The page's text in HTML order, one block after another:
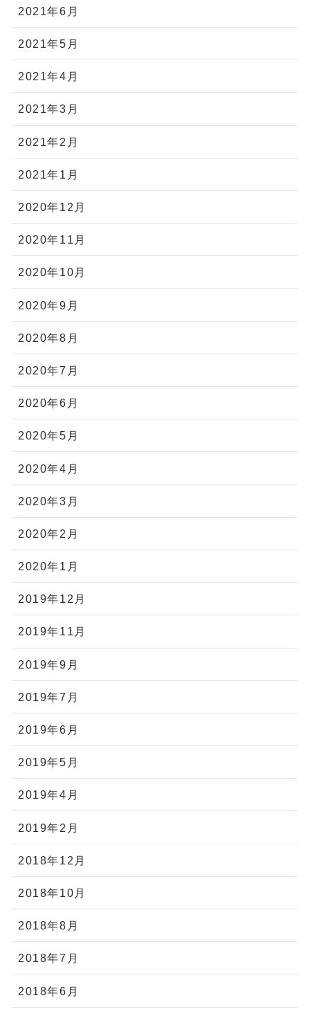
2021年6月
2021年5月
2021年4月
2021年3月
2021年2月
2021年1月
2020年12月
2020年11月
2020年10月
2020年9月
2020年8月
2020年7月
2020年6月
2020年5月
2020年4月
2020年3月
2020年2月
2020年1月
2019年12月
2019年11月
2019年9月
2019年7月
2019年6月
2019年5月
2019年4月
2019年2月
2018年12月
2018年10月
2018年8月
2018年7月
2018年6月